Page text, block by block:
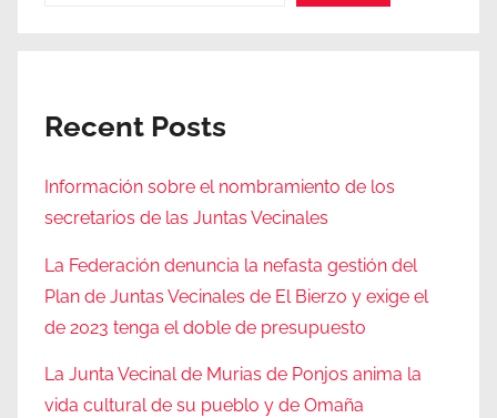
Recent Posts
Información sobre el nombramiento de los
secretarios de las Juntas Vecinales
La Federación denuncia la nefasta gestión del
Plan de Juntas Vecinales de El Bierzo y exige el
de 2023 tenga el doble de presupuesto
La Junta Vecinal de Murias de Ponjos anima la
vida cultural de su pueblo y de Omaña